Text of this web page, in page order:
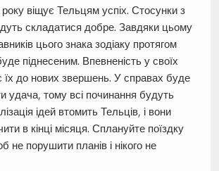
віщує Тельцям успіх. Стосунки з
складатися добре. Завдяки цьому
цього знака зодіаку протягом
піднесеним. Впевненість у своїх
їх до нових звершень. У справах буде
удача, тому всі починання будуть
ідей втомить Тельців, і вони
в кінці місяця. Сплануйте поїздку
не порушити планів і нікого не